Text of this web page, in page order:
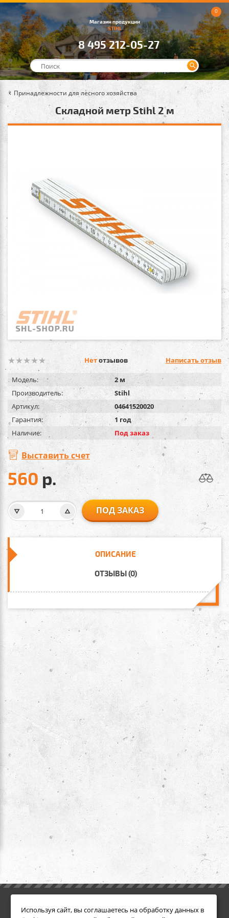
Магазин продукции
STIHL
8 495 212-05-27
0
Принадлежности для лесного хозяйства
Складной метр Stihl 2 м
Нетотзывов Написать отзыв
Модель:
2 м
Производитель:
Stihl
Артикул:
04641520020
Гарантия:
1 год
Наличие:
Под заказ
Выставить счет
560 р.
ПОД ЗАКАЗ
ОПИСАНИЕ
ОТЗЫВЫ (0)
Условия возврата
Акции
Используя сайт, вы соглашаетесь на обработку данных в